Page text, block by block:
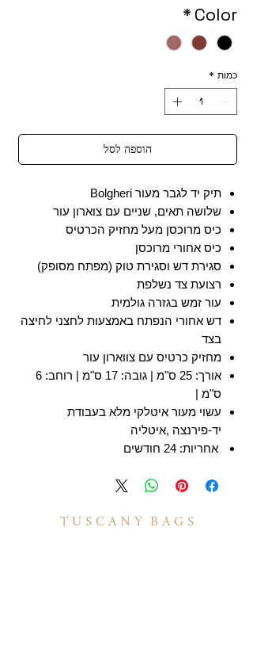
Color
*
כמות *
הוספה לסל
תיק יד לגבר מעור Bolgheri
שלושה תאים, שניים עם צוארון עור
כיס מרוכסן מעל מחזיק הכרטיס
כיס אחורי מרוכסן
סגירת דש וסגירת טוק (מפתח מסופק)
רצועת צד נשלפת
עור זמש בגזרה גולמית
דש אחורי הנפתח באמצעות לחצני לחיצה
בצד
מחזיק כרטיס עם צווארון עור
אורך: 25 ס"מ | גובה: 17 ס"מ | רוחב: 6
ס"מ |
עשוי מעור איטלקי מלא בעבודת
יד-פירנצה ,איטליה
אחריות: 24 חודשים
T U S C A N Y B A G S